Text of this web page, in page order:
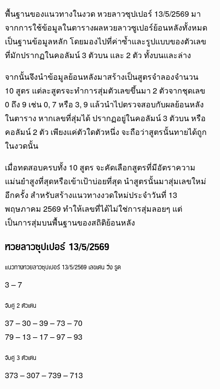
พื้นฐานของแนวทางในงวด หวยลาวซุปเปอร์ 13/5/2569 มา
จากการใช้ข้อมูลในตารางผลหวยลาวซูเปอร์ย้อนหลังทั้งหมด
เป็นฐานข้อมูลหลัก โดยมองไปที่ค่าซ้ำและรูปแบบของตัวเลข
ที่มักปรากฏในคอลัมน์ 3 ตัวบน และ 2 ตัว ทั้งบนและล่าง
จากนั้นจึงนำข้อมูลย้อนหลังมาสร้างเป็นสูตรจำลองจำนวน
10 สูตร แต่ละสูตรจะทำการสุ่มตัวเลขขึ้นมา 2 ตัวจากชุดเลข
0 ถึง 9 เช่น 0, 7 หรือ 3, 9 แล้วนำไปตรวจสอบกับผลย้อนหลัง
ในตาราง หากเลขที่สุ่มได้ ปรากฏอยู่ในคอลัมน์ 3 ตัวบน หรือ
คอลัมน์ 2 ตัว เพียงแค่ตัวใดตัวหนึ่ง จะถือว่าสูตรนั้นทายได้ถูก
ในงวดนั้น
เมื่อทดสอบครบทั้ง 10 สูตร จะคัดเลือกสูตรที่มีอัตราความ
แม่นยำสูงที่สุดหรือเข้าเป้าบ่อยที่สุด นำสูตรนั้นมาสุ่มเลขใหม่
อีกครั้ง สำหรับสร้างแนวทางงวดใหม่ประจำวันที่ 13
พฤษภาคม 2569 ทำให้เลขที่ได้ไม่ใช่การสุ่มลอยๆ แต่
เป็นการสุ่มบนพื้นฐานของสถิติย้อนหลัง
หวยลาวซุปเปอร์ 13/5/2569
แนวทางหวยลาวซุปเปอร์ 13/5/2569 เลขเด่น วิ่ง รูด
3 – 7
จับคู่ 2 ตัวเด่น
37 – 30 – 39 – 73 – 70
79 – 13 – 17 – 97 – 93
จับคู่ 3 ตัวเด่น
373 – 307 – 739 – 713